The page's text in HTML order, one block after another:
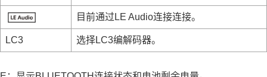
目前通过 LE Audio连接连接。
LC3 选择LC3编解码器。